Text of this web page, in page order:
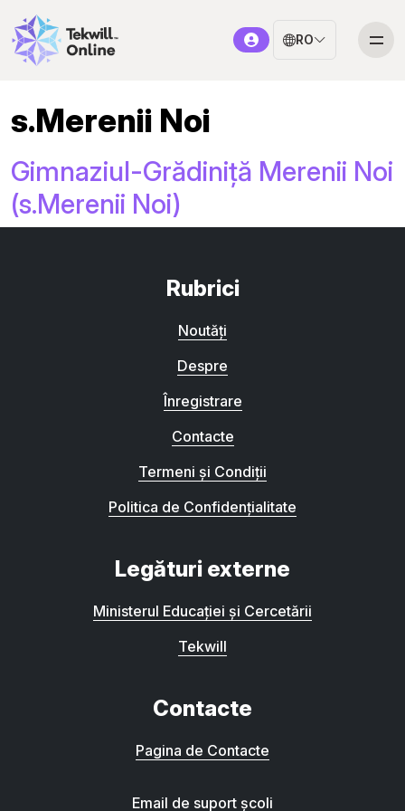
RO
s.Merenii Noi
Gimnaziul-Grădiniță Merenii Noi
(s.Merenii Noi)
Rubrici
Noutăți
Despre
Înregistrare
Contacte
Termeni și Condiții
Politica de Confidențialitate
Legături externe
Ministerul Educației și Cercetării
Tekwill
Contacte
Pagina de Contacte
Email de suport școli